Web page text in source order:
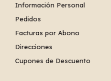
Información Personal
Pedidos
Facturas por Abono
Direcciones
Cupones de Descuento